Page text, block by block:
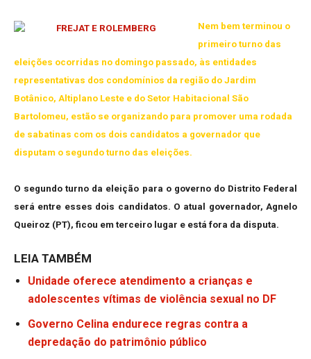
Nem bem terminou o
primeiro turno das
eleições ocorridas no domingo passado, às entidades
representativas dos condomínios da região do Jardim
Botânico, Altiplano Leste e do Setor Habitacional São
Bartolomeu, estão se organizando para promover uma rodada
de sabatinas com os dois candidatos a governador que
disputam o segundo turno das eleições.
O segundo turno da eleição para o governo do Distrito Federal
será entre esses dois candidatos. O atual governador, Agnelo
Queiroz (PT), ficou em terceiro lugar e está fora da disputa.
LEIA TAMBÉM
Unidade oferece atendimento a crianças e
adolescentes vítimas de violência sexual no DF
Governo Celina endurece regras contra a
depredação do patrimônio público